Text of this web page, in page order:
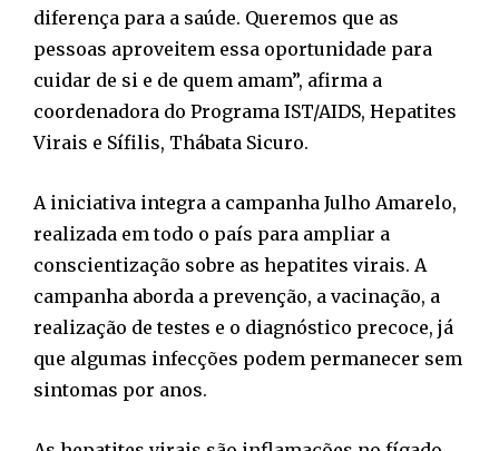
diferença para a saúde. Queremos que as
pessoas aproveitem essa oportunidade para
cuidar de si e de quem amam”, afirma a
coordenadora do Programa IST/AIDS, Hepatites
Virais e Sífilis, Thábata Sicuro.
A iniciativa integra a campanha Julho Amarelo,
realizada em todo o país para ampliar a
conscientização sobre as hepatites virais. A
campanha aborda a prevenção, a vacinação, a
realização de testes e o diagnóstico precoce, já
que algumas infecções podem permanecer sem
sintomas por anos.